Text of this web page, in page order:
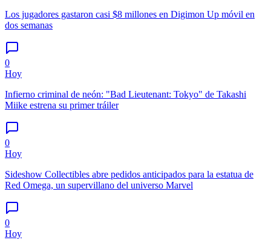
Los jugadores gastaron casi $8 millones en Digimon Up móvil en
dos semanas
0
Hoy
Infierno criminal de neón: "Bad Lieutenant: Tokyo" de Takashi
Miike estrena su primer tráiler
0
Hoy
Sideshow Collectibles abre pedidos anticipados para la estatua de
Red Omega, un supervillano del universo Marvel
0
Hoy